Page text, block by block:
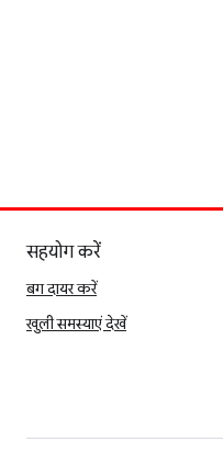
सहयोग करें
बग दायर करें
खुली समस्याएं देखें